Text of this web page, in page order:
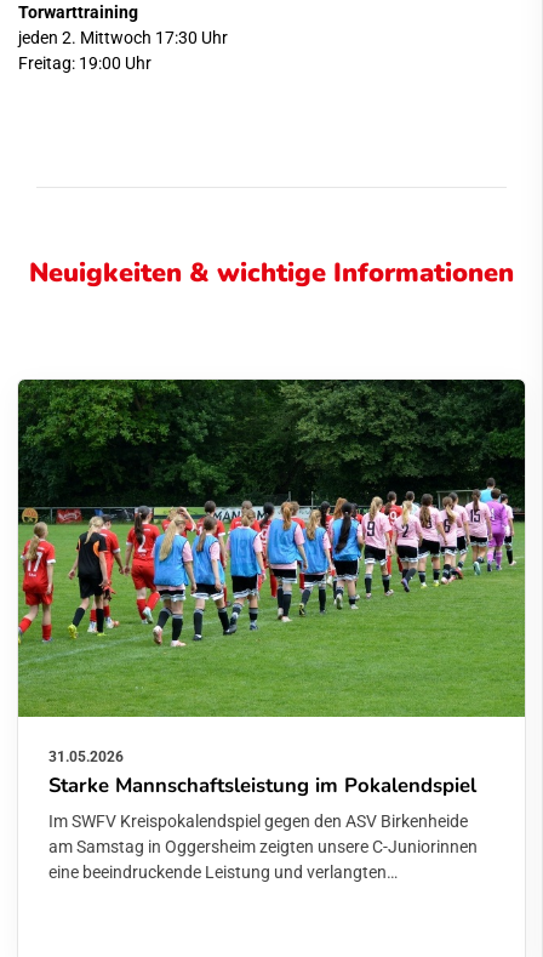
Torwarttraining
jeden 2. Mittwoch 17:30 Uhr
Freitag: 19:00 Uhr
Neuigkeiten & wichtige Informationen
31.05.2026
Starke Mannschaftsleistung im Pokalendspiel
Im SWFV Kreispokalendspiel gegen den ASV Birkenheide
am Samstag in Oggersheim zeigten unsere C-Juniorinnen
eine beeindruckende Leistung und verlangten…